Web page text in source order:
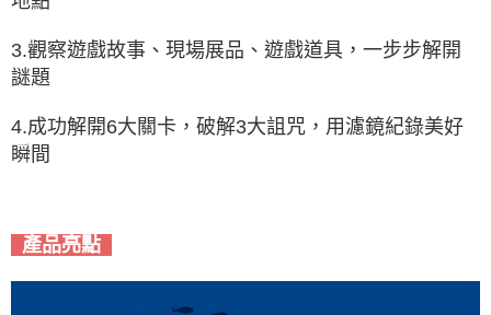
3.觀察遊戲故事、現場展品、遊戲道具，一步步解開
謎題
4.成功解開6大關卡，破解3大詛咒，用濾鏡紀錄美好
瞬間
產品亮點